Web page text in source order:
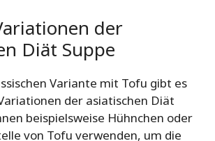
der
Diät Suppe
Variante mit Tofu gibt es
der asiatischen Diät
beispielsweise Hühnchen oder
von Tofu verwenden, um die